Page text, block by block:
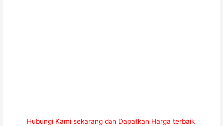
Hubungi Kami sekarang dan Dapatkan Harga terbaik